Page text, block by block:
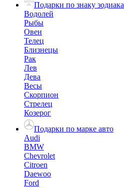
Подарки по знаку зодиака
Водолей
Рыбы
Овен
Телец
Близнецы
Рак
Лев
Дева
Весы
Скорпион
Стрелец
Козерог
Подарки по марке авто
Audi
BMW
Chevrolet
Citroen
Daewoo
Ford